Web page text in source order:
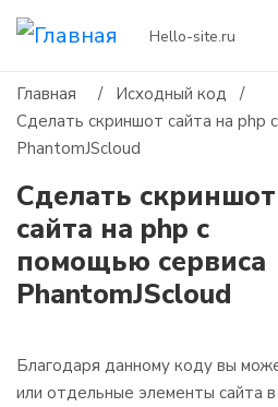
Hello-site.ru
Главная / Исходный код /
Сделать скриншот сайта на php
PhantomJScloud
Сделать скриншот
сайта на php с
помощью сервиса
PhantomJScloud
Благодаря данному коду вы
или отдельные элементы сайта